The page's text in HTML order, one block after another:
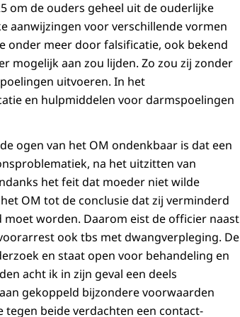
om de ouders geheel uit de ouderlijke
aanwijzingen voor verschillende vormen
onder meer door falsificatie, ook bekend
mogelijk aan zou lijden. Zo zou zij zonder
uitvoeren. In het
en hulpmiddelen voor darmspoelingen
ogen van het OM ondenkbaar is dat een
na het uitzitten van
het feit dat moeder niet wilde
OM tot de conclusie dat zij verminderd
worden. Daarom eist de officier naast
ook tbs met dwangverpleging. De
en staat open voor behandeling en
acht ik in zijn geval een deels
gekoppeld bijzondere voorwaarden
beide verdachten een contact-